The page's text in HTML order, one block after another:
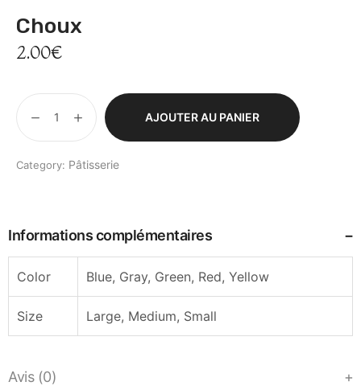
Choux
2.00€
AJOUTER AU PANIER
Category: Pâtisserie
Informations complémentaires
Color Blue, Gray, Green, Red, Yellow
Size Large, Medium, Small
Avis (0)